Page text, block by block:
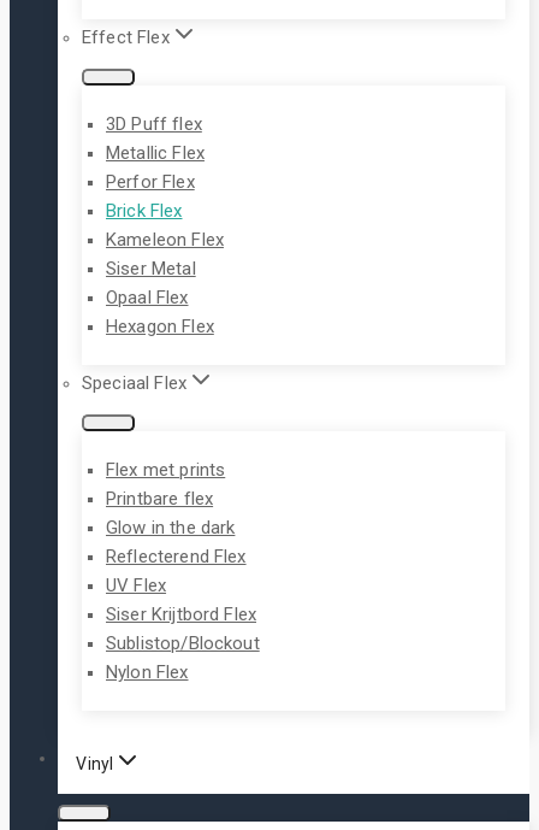
Effect Flex
3D Puff flex
Metallic Flex
Perfor Flex
Brick Flex
Kameleon Flex
Siser Metal
Opaal Flex
Hexagon Flex
Speciaal Flex
Flex met prints
Printbare flex
Glow in the dark
Reflecterend Flex
UV Flex
Siser Krijtbord Flex
Sublistop/Blockout
Nylon Flex
Vinyl